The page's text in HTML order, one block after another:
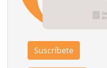
Suscríbete